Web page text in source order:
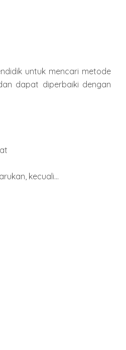
untuk mencari metode
dapat diperbaiki dengan
kecuali...